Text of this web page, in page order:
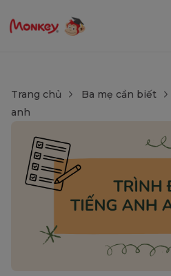
Trang chủ Ba mẹ cần biết
anh